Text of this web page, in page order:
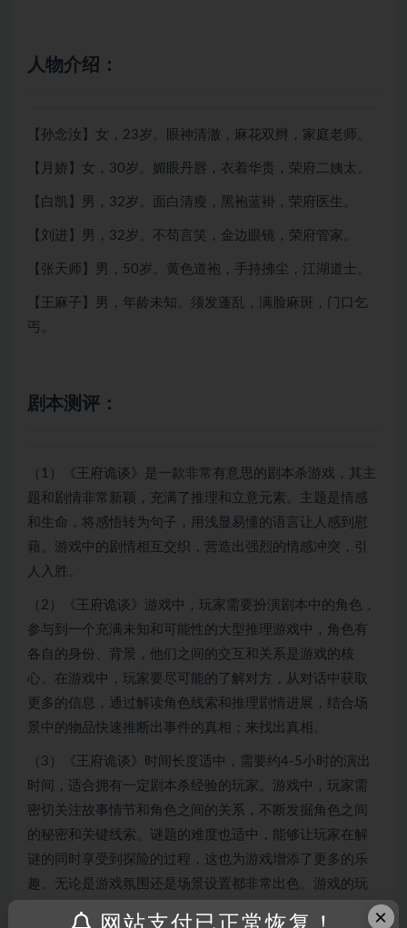
人物介绍 ：
【孙念汝】女，23岁。眼神清澈，麻花双辫，家庭老师。
【月娇】女，30岁。媚眼丹唇，衣着华贵，荣府二姨太。
【白凯】男，32岁。面白清瘦，黑袍蓝褂，荣府医生。
【刘进】男，32岁。不苟言笑，金边眼镜，荣府管家。
【张天师】男，50岁。黄色道袍，手持拂尘，江湖道士。
【王麻子】男，年龄未知。须发蓬乱，满脸麻斑，门口乞
丐。
剧本测评 ：
（1）《王府诡谈》是一款非常有意思的剧本杀游戏，其主
题和剧情非常新颖，充满了推理和立意元素。主题是情感
和生命，将感悟转为句子，用浅显易懂的语言让人感到慰
藉。游戏中的剧情相互交织，营造出强烈的情感冲突，引
人入胜。
（2）《王府诡谈》游戏中，玩家需要扮演剧本中的角色，
参与到一个充满未知和可能性的大型推理游戏中，角色有
各自的身份、背景，他们之间的交互和关系是游戏的核
心。在游戏中，玩家要尽可能的了解对方，从对话中获取
更多的信息，通过解读角色线索和推理剧情进展，结合场
景中的物品快速推断出事件的真相；来找出真相。
（3）《王府诡谈》时间长度适中，需要约4-5小时的演出
时间，适合拥有一定剧本杀经验的玩家。游戏中，玩家需
密切关注故事情节和角色之间的关系，不断发掘角色之间
的秘密和关键线索。谜题的难度也适中，能够让玩家在解
谜的同时享受到探险的过程，这也为游戏增添了更多的乐
趣。无论是游戏氛围还是场景设置都非常出色。游戏的玩
法也比较新颖有趣，让游戏充满挑战和悬念。
×